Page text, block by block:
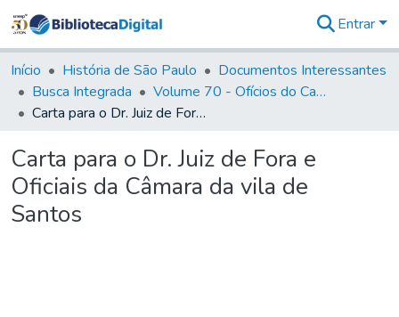
&
Coleções
Tudo na
Biblioteca
Estatísticas
Entrar
Início História de São Paulo
Documentos Interessantes
Busca Integrada
Volume 70 - Ofícios do Capitão General Martins Lopes de Saldanha aos diversos funcionários da Capitania (1775-1776)
Carta para o Dr. Juiz de Fora e Oficiais da Câmara da vila de Santos
Carta para o Dr. Juiz de Fora e
Oficiais da Câmara da vila de
Santos